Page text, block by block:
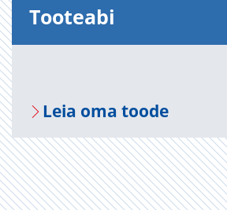
Too­te­abi
Leia oma toode